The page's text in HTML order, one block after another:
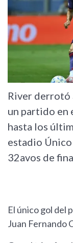
River derrotó
un partido en
hasta los
estadio Único
32avos de
El único gol del
Juan Fernando